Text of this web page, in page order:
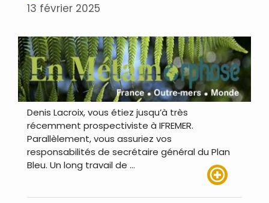
13 février 2025
Denis Lacroix, vous étiez jusqu’à très
récemment prospectiviste à IFREMER.
Parallèlement, vous assuriez vos
responsabilités de secrétaire général du Plan
Bleu. Un long travail de …